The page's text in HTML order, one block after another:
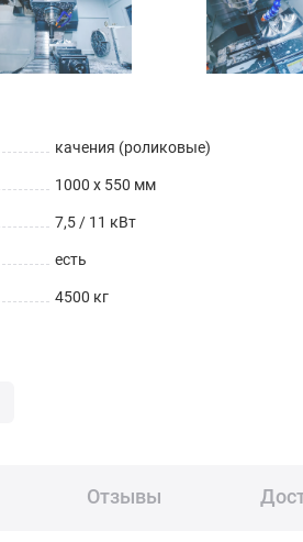
качения (роликовые)
1000 x 550 мм
7,5 / 11 кВт
есть
4500 кг
Отзывы